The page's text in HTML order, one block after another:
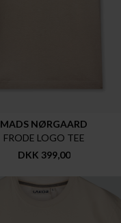
MADS NØRGAARD
FRODE LOGO TEE
DKK 399,00